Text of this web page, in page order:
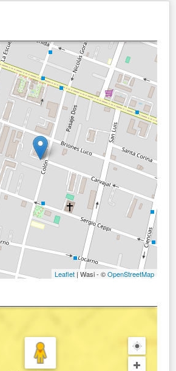
Leaflet | Wasi - ©OpenStreetMap